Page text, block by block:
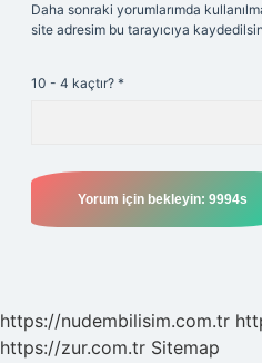
Daha sonraki yorumlarımda
site adresim bu tarayıcıya
10 - 4 kaçtır? *
https://nudembilisim.com.tr
https://zur.com.tr Sitemap